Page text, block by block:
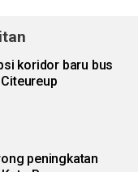
koridor baru bus
peningkatan